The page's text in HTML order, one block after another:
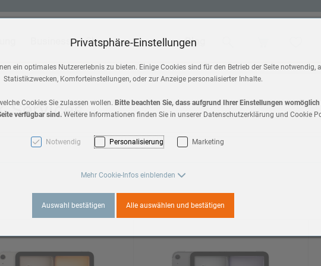
Business Shop
2
Max 2
Blog
Services
Privatsphäre-Einstellungen
ein optimales Nutzererlebnis zu bieten. Einige Cookies sind für den Betrieb der Seite notwendig,
Statistikzwecken, Komforteinstellungen, oder zur Anzeige personalisierter Inhalte.
Cookies Sie zulassen wollen. Bitte beachten Sie, dass aufgrund Ihrer Einstellungen
verfügbar sind. Weitere Informationen finden Sie in unserer Datenschutzerklärung und Cookie
Notwendig Personalisierung Marketing
Mehr Cookie-Infos einblenden
Auswahl bestätigen Alle auswählen und bestätigen